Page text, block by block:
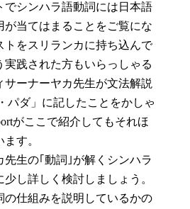
でシンハラ語動詞には日本語
が当てはまることをご覧にな
トをスリランカに持ち込んで
実践された方もいらっしゃる
サーナーヤカ先生が文法解説
パダ」に記したことをかしゃ
がここで紹介してもそれほ
す。
生の｢動詞｣が解くシンハラ
し詳しく検討しましょう。
の仕組みを説明しているかの